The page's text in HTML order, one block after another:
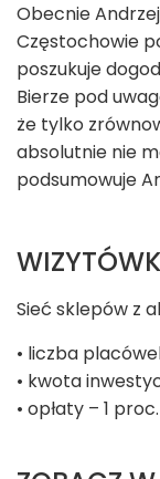
Obecnie
Częstochowie
poszukuje
Bierze pod
że tylko
absolutnie nie
podsumowuje
Sieć sklepów z
• liczba
• kwota
• opłaty – 1